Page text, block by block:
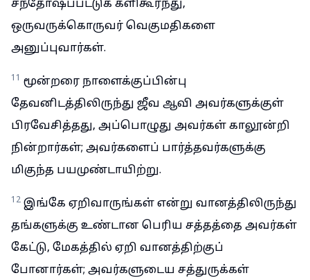
சந்தோஷப்பட்டுக் களிகூர்ந்து,
ஒருவருக்கொருவர் வெகுமதிகளை
அனுப்புவார்கள்.
11 மூன்றரை நாளைக்குப்பின்பு
தேவனிடத்திலிருந்து ஜீவ ஆவி அவர்களுக்குள்
பிரவேசித்தது, அப்பொழுது அவர்கள் காலூன்றி
நின்றார்கள்; அவர்களைப் பார்த்தவர்களுக்கு
மிகுந்த பயமுண்டாயிற்று.
12 இங்கே ஏறிவாருங்கள் என்று வானத்திலிருந்து
தங்களுக்கு உண்டான பெரிய சத்தத்தை அவர்கள்
கேட்டு, மேகத்தில் ஏறி வானத்திற்குப்
போனார்கள்; அவர்களுடைய சத்துருக்கள்